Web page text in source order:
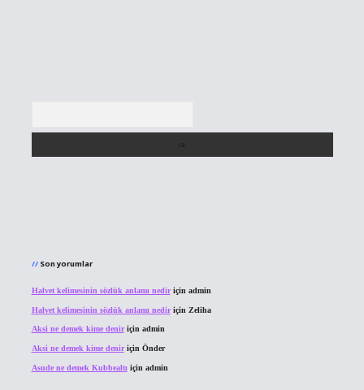
Son yorumlar
Halvet kelimesinin sözlük anlamı nediriçin admin
Halvet kelimesinin sözlük anlamı nediriçin Zeliha
Aksi ne demek kime deniriçin admin
Aksi ne demek kime deniriçin Önder
Asude ne demek Kubbealtı için admin